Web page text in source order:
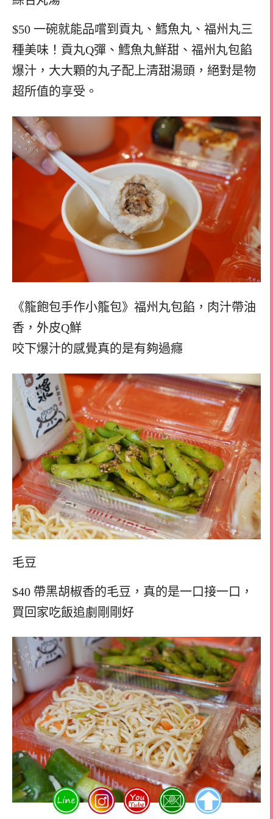
$50 一碗就能品嚐到貢丸、鱈魚丸、福州丸三
種美味！貢丸Q彈、鱈魚丸鮮甜、福州丸包餡
爆汁，大大顆的丸子配上清甜湯頭，絕對是物
超所值的享受。
《籠飽包手作小籠包》福州丸包餡，肉汁帶油
香，外皮Q鮮
咬下爆汁的感覺真的是有夠過癮
毛豆
$40 帶黑胡椒香的毛豆，真的是一口接一口，
買回家吃飯追劇剛剛好